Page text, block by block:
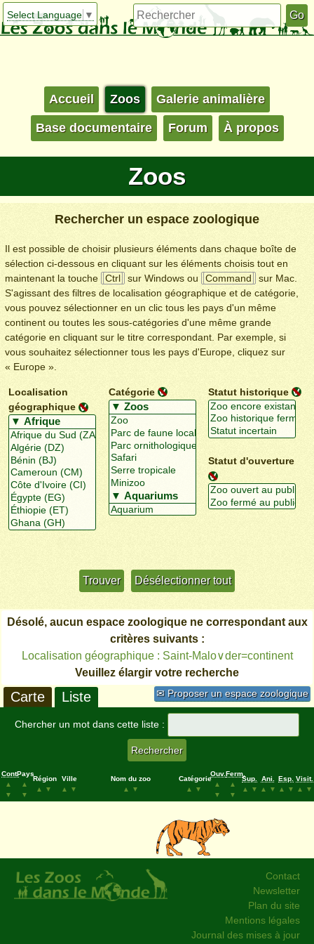
Select Language ▼
Accueil Zoos Galerie animalière
Base documentaire Forum À propos
Zoos
Rechercher un espace zoologique
Il est possible de choisir plusieurs éléments dans chaque boîte de
sélection ci-dessous en cliquant sur les éléments choisis tout en
maintenant la touche
Ctrl sur Windows ou Command
sur Mac.
S'agissant des filtres de localisation géographique et de catégorie,
vous pouvez sélectionner en un clic tous les pays d'un même
continent ou toutes les sous-catégories d'une même grande
catégorie en cliquant sur le titre correspondant. Par exemple, si
vous souhaitez sélectionner tous les pays d'Europe, cliquez sur
« Europe ».
Localisation
géographique
Catégorie Statut historique
Statut d'ouverture
Désolé, aucun espace zoologique ne correspondant aux
critères suivants :
Localisation géographique : Saint-Malo∨der=continent
Veuillez élargir votre recherche
✉ Proposer un espace zoologique
Carte Liste
Chercher un mot dans cette liste :
Cont.
▲
▼
Pays
▲
▼
Région
▲
▼
Ville
▲
▼
Nom du zoo
▲
▼
Catégorie
▲
▼
Ouv.
▲
▼
Ferm.
▲
▼
Sup.
▲
▼
Ani.
▲
▼
Esp.
▲
▼
Visit.
▲
▼
Contact
Newsletter
Plan du site
Mentions légales
Journal des mises à jour